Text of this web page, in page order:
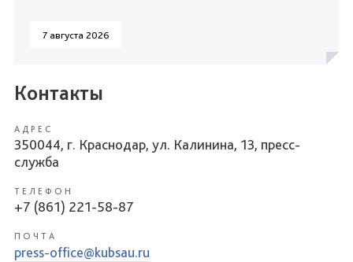
7 августа 2026
Контакты
АДРЕС
350044, г. Краснодар, ул. Калинина, 13, пресс-
служба
ТЕЛЕФОН
+7 (861) 221-58-87
ПОЧТА
press-office@kubsau.ru